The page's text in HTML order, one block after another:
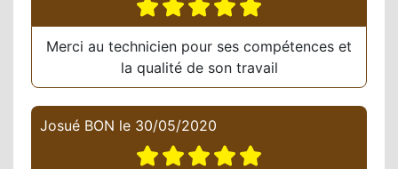
Merci au technicien pour ses compétences et
la qualité de son travail
Josué BON le 30/05/2020